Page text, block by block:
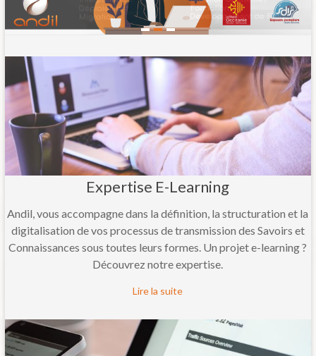
Expertise E-Learning
Andil, vous accompagne dans la définition, la structuration et la
digitalisation de vos processus de transmission des Savoirs et
Connaissances sous toutes leurs formes. Un projet e-learning ?
Découvrez notre expertise.
Lire la suite